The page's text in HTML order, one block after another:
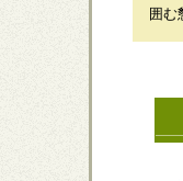
囲む